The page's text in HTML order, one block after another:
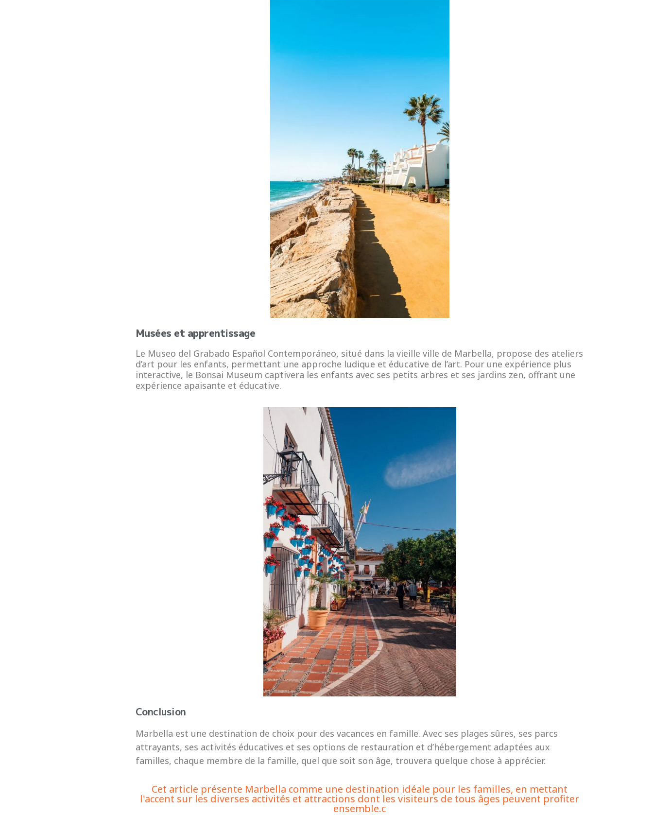
Musées et apprentissage
Le Museo del Grabado Español Contemporáneo, situé dans la vieille ville de Marbella, propose des ateliers
d’art pour les enfants, permettant une approche ludique et éducative de l’art. Pour une expérience plus
interactive, le Bonsai Museum captivera les enfants avec ses petits arbres et ses jardins zen, offrant une
expérience apaisante et éducative.
Conclusion
Marbella est une destination de choix pour des vacances en famille. Avec ses plages sûres, ses parcs
attrayants, ses activités éducatives et ses options de restauration et d’hébergement adaptées aux
familles, chaque membre de la famille, quel que soit son âge, trouvera quelque chose à apprécier.
Cet article présente Marbella comme une destination idéale pour les familles, en mettant
l'accent sur les diverses activités et attractions dont les visiteurs de tous âges peuvent profiter
ensemble.c